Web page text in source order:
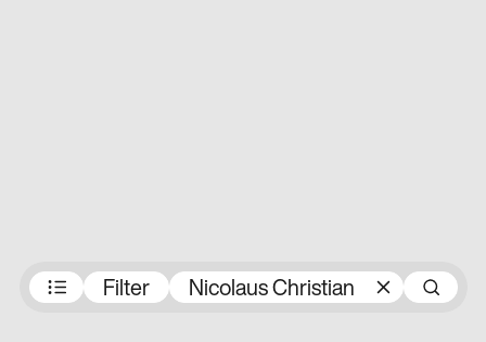
Preisträger:innen
Filter Nicolaus Christian